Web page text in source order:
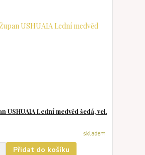
USHUAIA Lední medvěd šedá, vel.
skladem
Přidat do košíku